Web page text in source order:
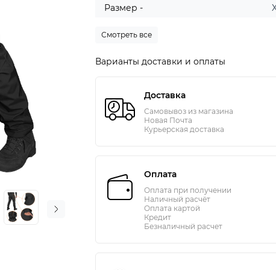
Размер -
Смотреть все
Варианты доставки и оплаты
Доставка
Самовывоз из магазина
Новая Почта
Курьерская доставка
Оплата
Оплата при получении
Наличный расчёт
Оплата картой
Кредит
Безналичный расчет